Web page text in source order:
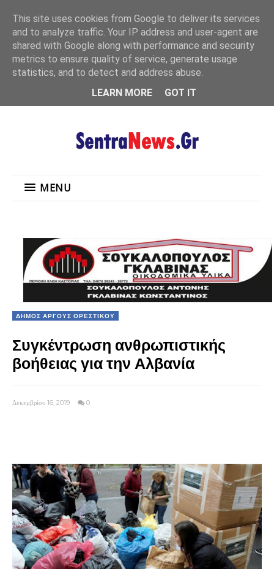
MENU
MENU
ΔΗΜΟΣ ΑΡΓΟΥΣ ΟΡΕΣΤΙΚΟΥ
Συγκέντρωση ανθρωπιστικής
βοήθειας για την Αλβανία
Δεκεμβρίου 16, 2019 0
This site uses cookies from Google to deliver its services
and to analyze traffic. Your IP address and user-agent are
shared with Google along with performance and security
metrics to ensure quality of service, generate usage
statistics, and to detect and address abuse.
LEARN MORE
GOT IT